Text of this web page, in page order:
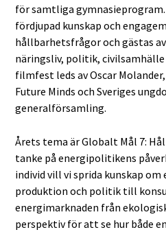
för samtliga
fördjupad kunskap och
hållbarhetsfrågor och gästas
näringsliv, politik,
filmfest leds av Oscar
Future Minds och Sveriges
generalförsamling.
Årets tema är Globalt Mål 7:
tanke på energipolitikens
individ vill vi sprida kunskap om
produktion och politik till
energimarknaden från
perspektiv för att se hur både